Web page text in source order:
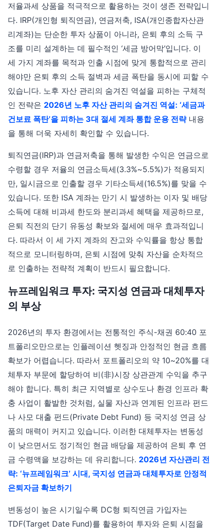
저율과세 상품을 적극적으로 활용하는 것이 생존 전략입니
다. IRP(개인형 퇴직연금), 연금저축, ISA(개인종합자산관
리계좌)는 단순한 투자 상품이 아니라, 은퇴 후의 소득 구
조를 미리 설계하는 데 필수적인 ‘세금 방어막’입니다. 이
세 가지 계좌를 목적과 인출 시점에 맞게 통합적으로 관리
해야만 은퇴 후의 소득 절벽과 세금 폭탄을 동시에 피할 수
있습니다. 노후 자산 관리의 숨겨진 역설을 피하는 구체적
인 전략은 2026년 노후 자산 관리의 숨겨진 역설: ‘세금과
건보료 폭탄’을 피하는 3대 절세 계좌 통합 운용 전략내용
을 통해 더욱 자세히 확인할 수 있습니다.
퇴직연금(IRP)과 연금저축을 통해 발생한 수익은 연금으로
수령할 경우 저율의 연금소득세(3.3%~5.5%)가 적용되지
만, 일시금으로 인출할 경우 기타소득세(16.5%)를 맞을 수
있습니다. 또한 ISA 계좌는 만기 시 발생하는 이자 및 배당
소득에 대해 비과세 한도와 분리과세 혜택을 제공하므로,
은퇴 직전의 단기 유동성 확보와 절세에 매우 효과적입니
다. 따라서 이 세 가지 계좌의 잔고와 수익률을 항상 통합
적으로 모니터링하며, 은퇴 시점에 맞춰 자산을 순차적으
로 인출하는 전략적 계획이 반드시 필요합니다.
뉴프레임워크 투자: 국지성 연금과 대체투자
의 부상
2026년의 투자 환경에서는 전통적인 주식-채권 60:40 포
트폴리오만으로는 인플레이션 헷징과 안정적인 현금 흐름
확보가 어렵습니다. 따라서 포트폴리오의 약 10~20%를 대
체투자 부문에 할당하여 비(非)시장 상관관계 수익을 추구
해야 합니다. 특히 최근 지역별로 상수도나 환경 인프라 확
충 사업이 활발한 것처럼, 실물 자산과 연계된 인프라 펀드
나 사모 대출 펀드(Private Debt Fund) 등 국지성 연금 상
품의 매력이 커지고 있습니다. 이러한 대체투자는 변동성
이 낮으면서도 정기적인 현금 배당을 제공하여 은퇴 후 연
금 수령액을 보강하는 데 유리합니다. 2026년 자산관리 전
략: ‘뉴프레임워크’ 시대, 국지성 연금과 대체투자로 안정적
은퇴자금 확보하기
변동성이 높은 시기일수록 DC형 퇴직연금 가입자는
TDF(Target Date Fund)를 활용하여 투자와 은퇴 시점을